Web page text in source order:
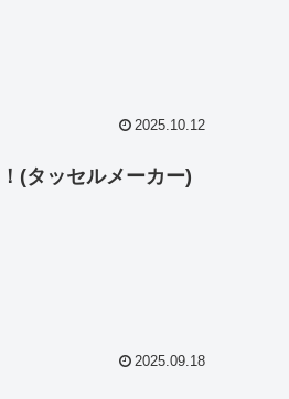
2025.10.12
(タッセルメーカー)
2025.09.18